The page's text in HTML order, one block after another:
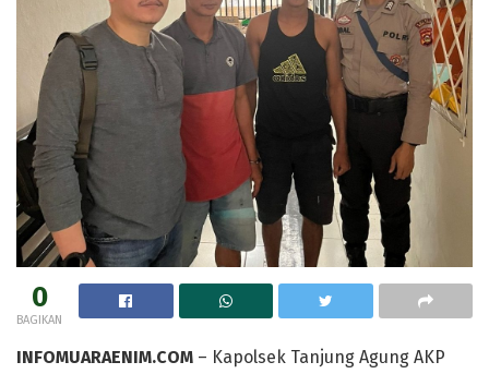
0
BAGIKAN
INFOMUARAENIM.COM – Kapolsek Tanjung Agung AKP